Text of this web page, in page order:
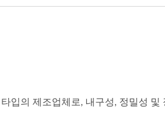
입의 제조업체로, 내구성, 정밀성 및